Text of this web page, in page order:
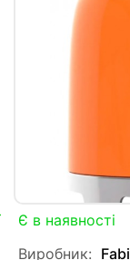
Є в наявності
Виробник: